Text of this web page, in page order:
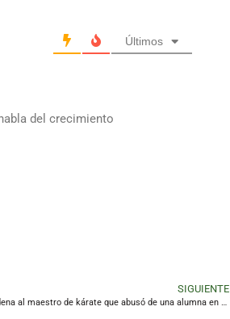
Últimos
del crecimiento
SIGUIENTE
El TSJA ratifica la condena al maestro de kárate que abusó de una alumna en Linares